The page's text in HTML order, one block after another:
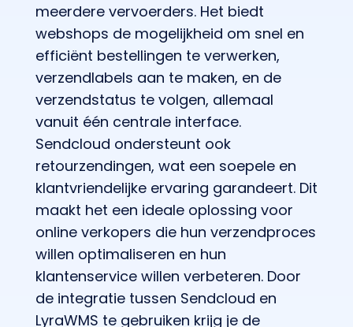
meerdere vervoerders. Het biedt
webshops de mogelijkheid om snel en
efficiënt bestellingen te verwerken,
verzendlabels aan te maken, en de
verzendstatus te volgen, allemaal
vanuit één centrale interface.
Sendcloud ondersteunt ook
retourzendingen, wat een soepele en
klantvriendelijke ervaring garandeert. Dit
maakt het een ideale oplossing voor
online verkopers die hun verzendproces
willen optimaliseren en hun
klantenservice willen verbeteren. Door
de integratie tussen Sendcloud en
LyraWMS te gebruiken krijg je de